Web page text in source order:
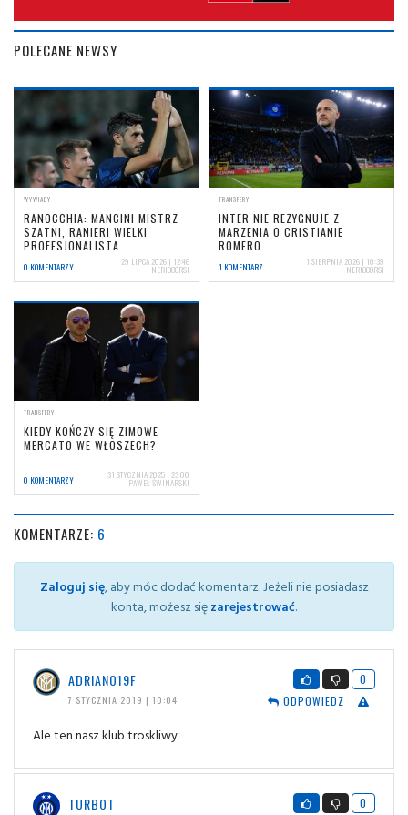
POLECANE NEWSY
WYWIADY
RANOCCHIA: MANCINI MISTRZ
SZATNI, RANIERI WIELKI
PROFESJONALISTA
0 KOMENTARZY 29 LIPCA 2026 | 12:46
NERIOCORSI
TRANSFERY
INTER NIE REZYGNUJE Z
MARZENIA O CRISTIANIE
ROMERO
1 KOMENTARZ 1 SIERPNIA 2026 | 10:39
NERIOCORSI
TRANSFERY
KIEDY KOŃCZY SIĘ ZIMOWE
MERCATO WE WŁOSZECH?
0 KOMENTARZY 31 STYCZNIA 2025 | 23:00
PAWEŁ ŚWINARSKI
KOMENTARZE: 6
Zaloguj się, aby móc dodać komentarz. Jeżeli nie posiadasz
konta, możesz sięzarejestrować.
ADRIANO19F
7 STYCZNIA 2019 | 10:04
0
ODPOWIEDZ
Ale ten nasz klub troskliwy
TURBOT
0